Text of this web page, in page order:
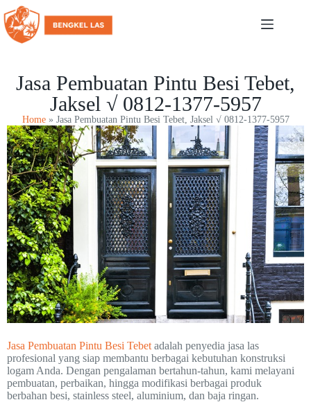
Jasa Pembuatan Pintu Besi Tebet,
Jaksel √ 0812-1377-5957
Home» Jasa Pembuatan Pintu Besi Tebet, Jaksel √ 0812-1377-5957
Jasa Pembuatan Pintu Besi Tebet adalah penyedia jasa las
profesional yang siap membantu berbagai kebutuhan konstruksi
logam Anda. Dengan pengalaman bertahun-tahun, kami melayani
pembuatan, perbaikan, hingga modifikasi berbagai produk
berbahan besi, stainless steel, aluminium, dan baja ringan.